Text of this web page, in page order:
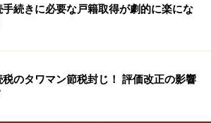
決め方があるのではなく、あくまで
合いで決める
でもめてしまうことも多くありま
手続きに必要な戸籍取得が劇的に楽にな
税のタワマン節税封じ！ 評価改正の影響